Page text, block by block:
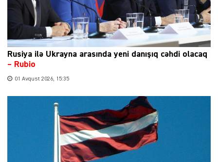
Rusiya ilə Ukrayna arasında yeni danışıq cəhdi olacaq
– Rubio
01 Avqust 2026, 15:35